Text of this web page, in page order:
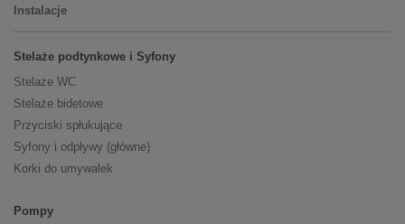
Instalacje
Stelaże podtynkowe i Syfony
Stelaże WC
Stelaże bidetowe
Przyciski spłukujące
Syfony i odpływy (główne)
Korki do umywalek
Pompy